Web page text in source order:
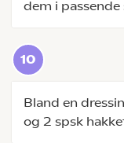
dem i passende
Bland en
og 2 spsk